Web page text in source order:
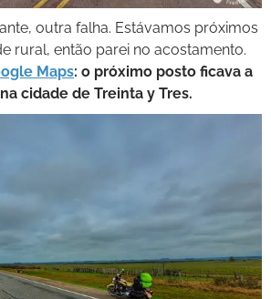
outra falha. Estávamos próximos
rural, então parei no acostamento.
Maps: o próximo posto ficava a
cidade de Treinta y Tres.